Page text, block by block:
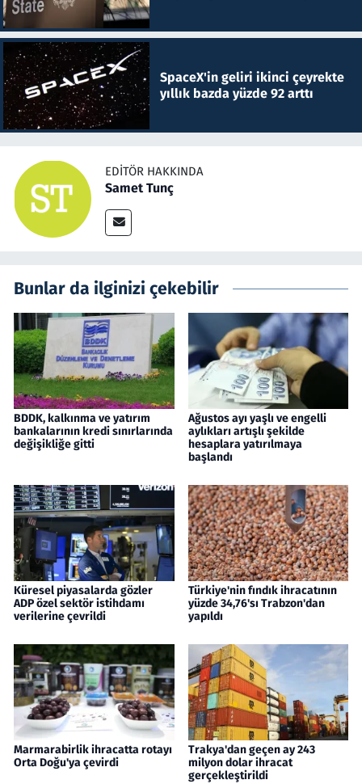
SpaceX'in geliri ikinci çeyrekte
yıllık bazda yüzde 92 arttı
EDITÖR HAKKINDA
Samet Tunç
Bunlar da ilginizi çekebilir
BDDK, kalkınma ve yatırım
bankalarının kredi sınırlarında
değişikliğe gitti
Ağustos ayı yaşlı ve engelli
aylıkları artışlı şekilde
hesaplara yatırılmaya
başlandı
Küresel piyasalarda gözler
ADP özel sektör istihdamı
verilerine çevrildi
Türkiye'nin fındık ihracatının
yüzde 34,76'sı Trabzon'dan
yapıldı
Marmarabirlik ihracatta rotayı
Orta Doğu'ya çevirdi
Trakya'dan geçen ay 243
milyon dolar ihracat
gerçekleştirildi